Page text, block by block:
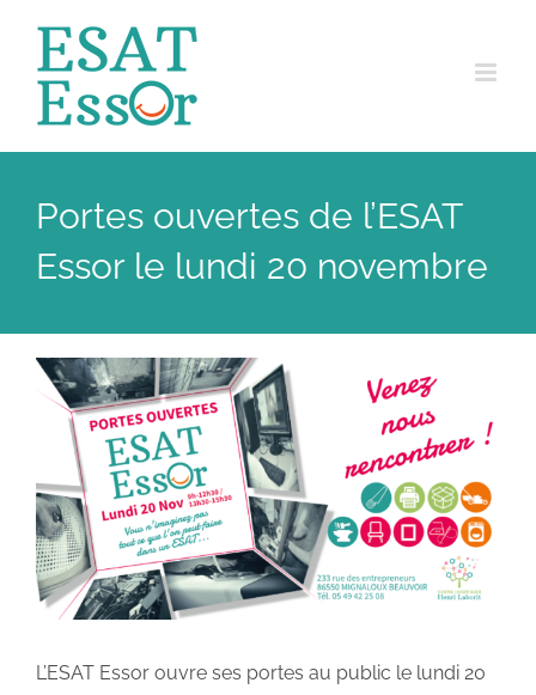
contenu
Portes ouvertes de l’ESAT
Essor le lundi 20 novembre
Voir
l'image
agrandie
L’ESAT Essor ouvre ses portes au public le lundi 20